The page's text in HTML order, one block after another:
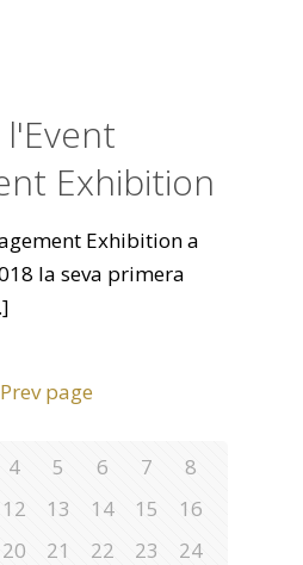
l'Event
Exhibition
Exhibition a
la seva primera
Prev page
4 5 6 7
8
12 13 14 15
16
20 21 22 23
24